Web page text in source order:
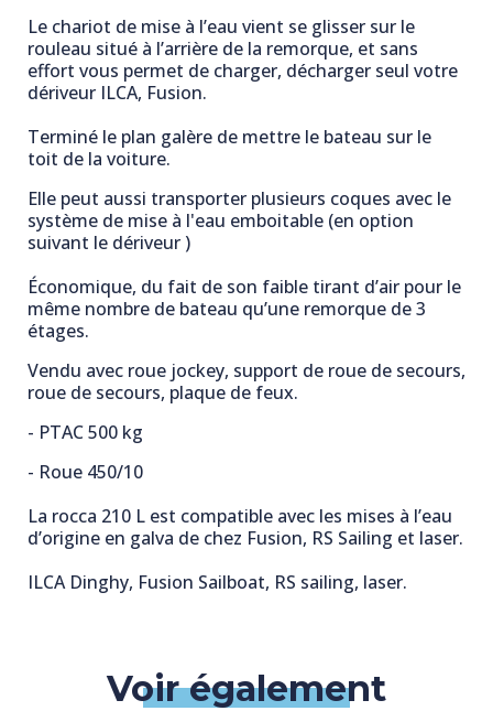
Le chariot de mise à l’eau vient se glisser sur le
rouleau situé à l’arrière de la remorque, et sans
effort vous permet de charger, décharger seul votre
dériveur ILCA, Fusion.
Terminé le plan galère de mettre le bateau sur le
toit de la voiture.
Elle peut aussi transporter plusieurs coques avec le
système de mise à l'eau emboitable (en option
suivant le dériveur )
Économique, du fait de son faible tirant d’air pour le
même nombre de bateau qu’une remorque de 3
étages.
Vendu avec roue jockey, support de roue de secours,
roue de secours, plaque de feux.
- PTAC 500 kg
- Roue 450/10
La rocca 210 L est compatible avec les mises à l’eau
d’origine en galva de chez Fusion, RS Sailing et laser.
ILCA Dinghy, Fusion Sailboat, RS sailing, laser.
Voir également